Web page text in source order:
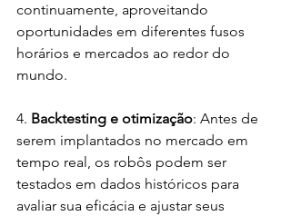
continuamente, aproveitando
oportunidades em diferentes fusos
horários e mercados ao redor do
mundo.
4. Backtesting e otimização: Antes de
serem implantados no mercado em
tempo real, os robôs podem ser
testados em dados históricos para
avaliar sua eficácia e ajustar seus